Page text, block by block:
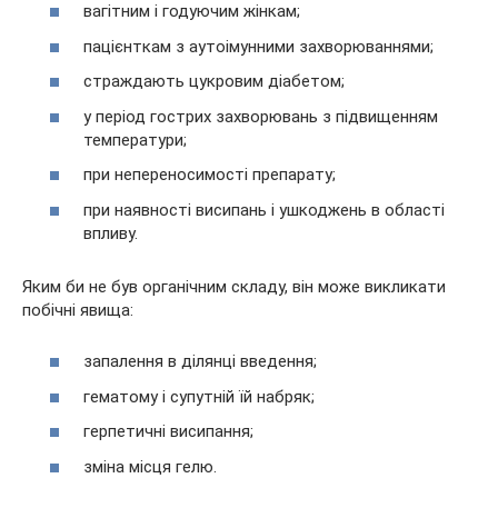
вагітним і годуючим жінкам;
пацієнткам з аутоімунними захворюваннями;
страждають цукровим діабетом;
у період гострих захворювань з підвищенням
температури;
при непереносимості препарату;
при наявності висипань і ушкоджень в області
впливу.
Яким би не був органічним складу, він може викликати
побічні явища:
запалення в ділянці введення;
гематому і супутній їй набряк;
герпетичні висипання;
зміна місця гелю.